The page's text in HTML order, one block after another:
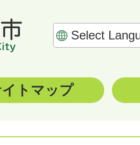
トマップ